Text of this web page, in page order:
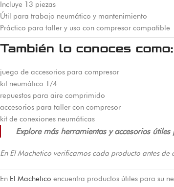
Incluye 13 piezas
Útil para trabajo neumático y mantenimiento
Práctico para taller y uso con compresor compatible
También lo conoces como:
juego de accesorios para compresor
kit neumático 1/4
repuestos para aire comprimido
accesorios para taller con compresor
kit de conexiones neumáticas
Explore más herramientas y accesorios
En El Machetico verificamos cada producto antes
En El Machetico encuentra productos útiles para su